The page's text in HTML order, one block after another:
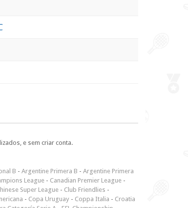
e sem criar conta.
B - Argentine Primera B - Argentine Primera
League - Canadian Premier League -
Super League - Club Friendlies -
- Copa Uruguay - Coppa Italia - Croatia